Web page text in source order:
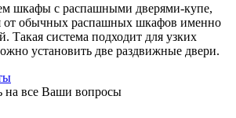
шкафы с распашными дверями-купе,
от обычных распашных шкафов именно
Такая система подходит для узких
установить две раздвижные двери.
на все Ваши вопросы